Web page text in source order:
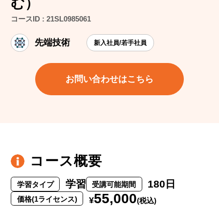
む）
コースID : 21SL0985061
先端技術 新入社員/若手社員
お問い合わせはこちら
コース概要
学習タイプ 学習 受講可能期間 180日
価格(1ライセンス) ¥55,000(税込)